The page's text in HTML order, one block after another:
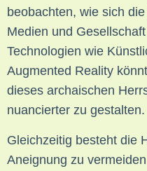
beobachten, wie sich
Medien und
Technologien wie
Augmented Reality
dieses archaischen
nuancierter zu gestalten.
Gleichzeitig besteht die
Aneignung zu